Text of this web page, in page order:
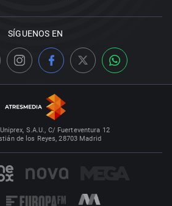
SÍGUENOS EN
S.A.U., C/ Fuerteventura 12
de los Reyes, 28703 Madrid